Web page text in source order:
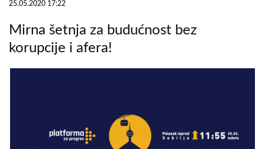
25.05.2020 17:22
Mirna šetnja za budućnost bez
korupcije i afera!